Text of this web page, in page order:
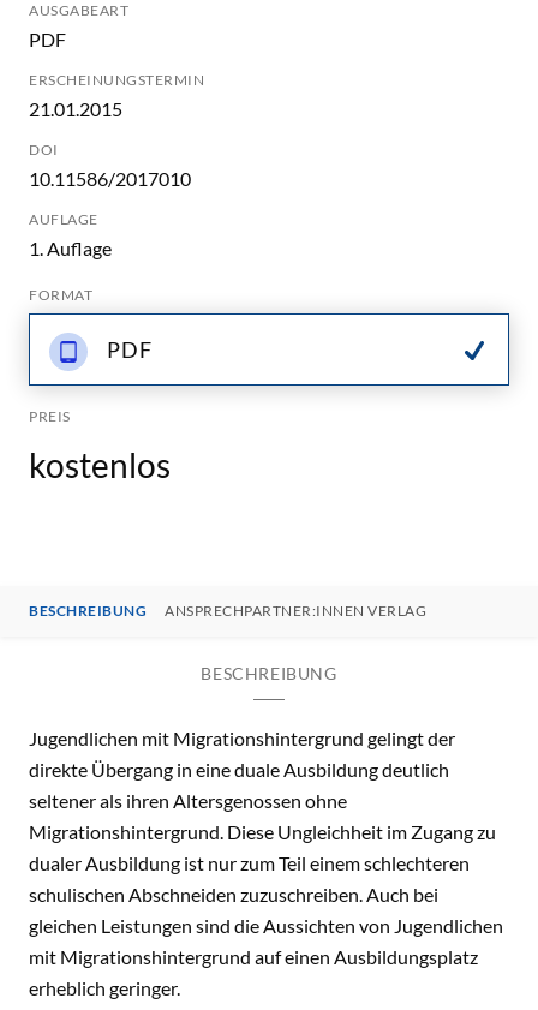
AUSGABEART
PDF
ERSCHEINUNGSTERMIN
21.01.2015
DOI
10.11586/2017010
AUFLAGE
1. Auflage
FORMAT
PDF
PREIS
kostenlos
BESCHREIBUNG ANSPRECHPARTNER:INNEN VERLAG
BESCHREIBUNG
Jugendlichen mit Migrationshintergrund gelingt der
direkte Übergang in eine duale Ausbildung deutlich
seltener als ihren Altersgenossen ohne
Migrationshintergrund. Diese Ungleichheit im Zugang zu
dualer Ausbildung ist nur zum Teil einem schlechteren
schulischen Abschneiden zuzuschreiben. Auch bei
gleichen Leistungen sind die Aussichten von Jugendlichen
mit Migrationshintergrund auf einen Ausbildungsplatz
erheblich geringer.